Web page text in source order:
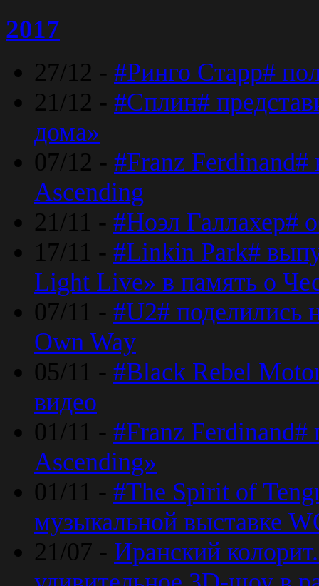
2017
27/12 - #Ринго Старр#
21/12 - #Сплин#
дома»
07/12 - #Franz
Ascending
21/11 - #Ноэл Галлахер#
17/11 - #Linkin Park#
Light Live» в память о
07/11 - #U2#
Own Way
05/11 - #Black Rebel
видео
01/11 - #Franz Ferdinand#
Ascending»
01/11 - #The Spirit of
музыкальной выставке
21/07 - Иранский